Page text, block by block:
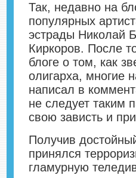
Так, недавно на
популярных
эстрады Николай
Киркоров. После
блоге о том, как
олигарха, многие
написал в
не следует таким
свою зависть и
Получив
принялся
гламурную